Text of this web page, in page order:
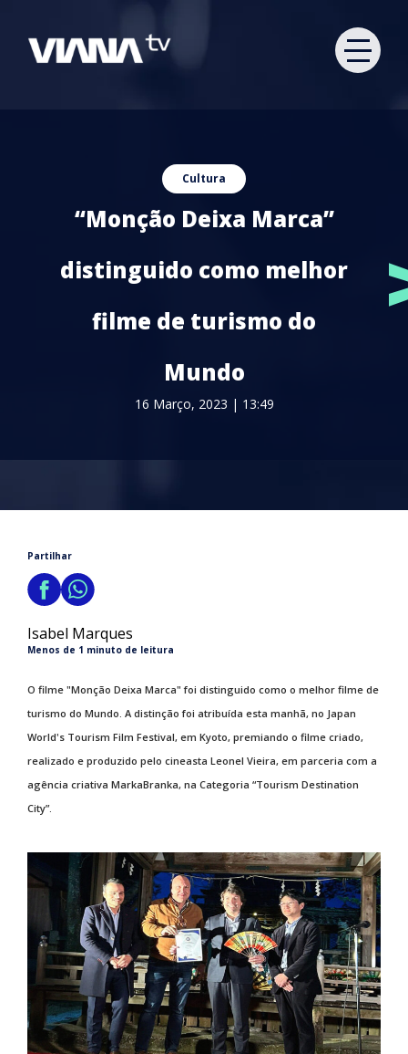
Cultura
“Monção Deixa Marca”
distinguido como melhor
filme de turismo do
Mundo
16 Março, 2023 | 13:49
Partilhar
Isabel Marques
Menos de 1 minuto de leitura
O filme "Monção Deixa Marca" foi distinguido como o melhor filme de
turismo do Mundo. A distinção foi atribuída esta manhã, no Japan
World's Tourism Film Festival, em Kyoto, premiando o filme criado,
realizado e produzido pelo cineasta Leonel Vieira, em parceria com a
agência criativa MarkaBranka, na Categoria “Tourism Destination
City”.